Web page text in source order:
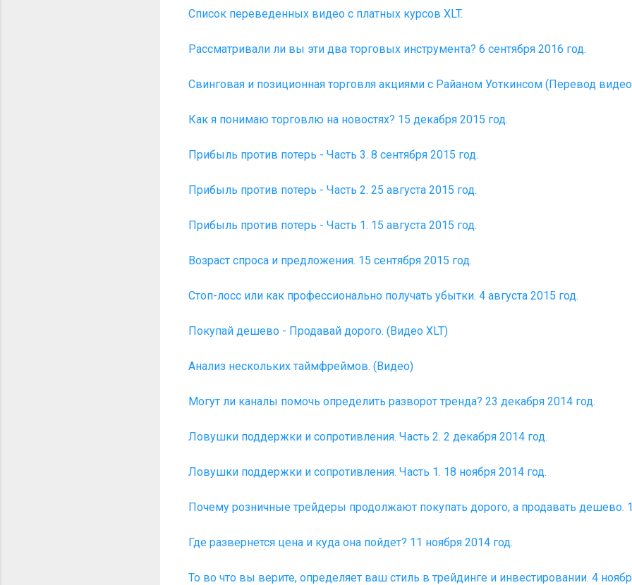
Список переведенных видео с платных курсов XLT.
Рассматривали ли вы эти два торговых инструмента? 6 сентября 2016 год.
Свинговая и позиционная торговля акциями с Райаном Уоткинсом (Перевод видео
Как я понимаю торговлю на новостях? 15 декабря 2015 год.
Прибыль против потерь - Часть 3. 8 сентября 2015 год.
Прибыль против потерь - Часть 2. 25 августа 2015 год.
Прибыль против потерь - Часть 1. 15 августа 2015 год.
Возраст спроса и предложения. 15 сентября 2015 год.
Стоп-лосс или как профессионально получать убытки. 4 августа 2015 год.
Покупай дешево - Продавай дорого. (Видео XLT)
Анализ нескольких таймфреймов. (Видео)
Могут ли каналы помочь определить разворот тренда? 23 декабря 2014 год.
Ловушки поддержки и сопротивления. Часть 2. 2 декабря 2014 год.
Ловушки поддержки и сопротивления. Часть 1. 18 ноября 2014 год.
Почему розничные трейдеры продолжают покупать дорого, а продавать дешево.
Где развернется цена и куда она пойдет? 11 ноября 2014 год.
То во что вы верите, определяет ваш стиль в трейдинге и инвестировании. 4